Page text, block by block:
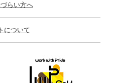
らい方へ
について